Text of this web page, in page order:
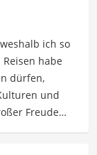
ich so
habe
dürfen,
und
Freude